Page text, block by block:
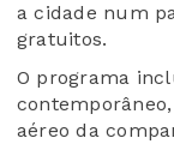
a cidade num
gratuitos.
O programa
aéreo da